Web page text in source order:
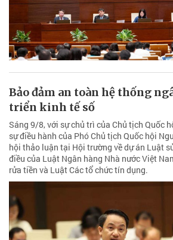
Bảo đảm an toàn hệ thống
triển kinh tế số
Sáng 9/8, với sự chủ trì của Chủ tịch Quốc
sự điều hành của Phó Chủ tịch Quốc hội
hội thảo luận tại Hội trường về dự án Luật
điều của Luật Ngân hàng Nhà nước Việt
rửa tiền và Luật Các tổ chức tín dụng.